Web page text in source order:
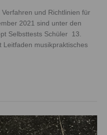
und Richtlinien für
2021 sind unter den
Selbsttests Schüler 13.
Leitfaden musikpraktisches